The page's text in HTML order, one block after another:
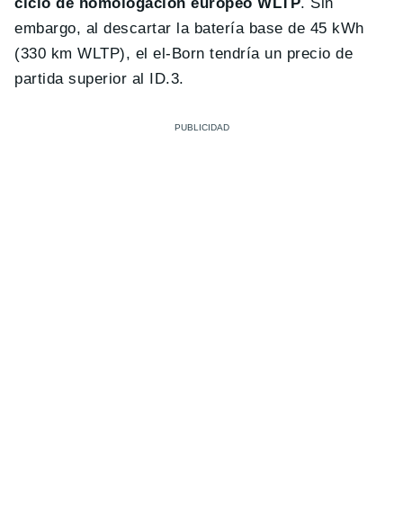
embargo, al descartar la batería base de 45 kWh
(330 km WLTP), el el-Born tendría un precio de
partida superior al ID.3.